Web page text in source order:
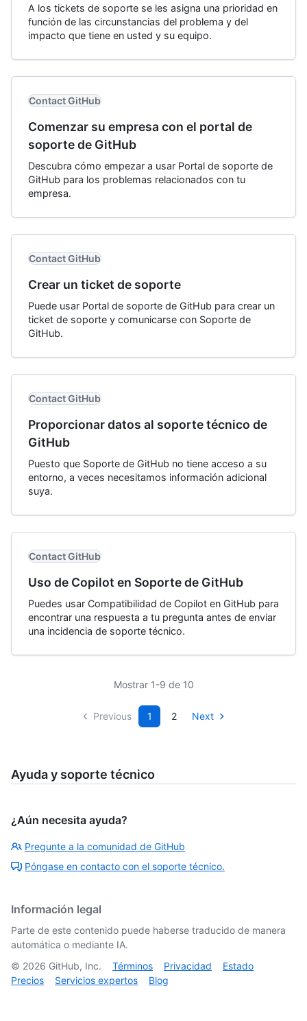
A los tickets de soporte se les asigna una prioridad en
función de las circunstancias del problema y del
impacto que tiene en usted y su equipo.
Contact GitHub
Comenzar su empresa con el portal de
soporte de GitHub
Descubra cómo empezar a usar Portal de soporte de
GitHub para los problemas relacionados con tu
empresa.
Contact GitHub
Crear un ticket de soporte
Puede usar Portal de soporte de GitHub para crear un
ticket de soporte y comunicarse con Soporte de
GitHub.
Contact GitHub
Proporcionar datos al soporte técnico de
GitHub
Puesto que Soporte de GitHub no tiene acceso a su
entorno, a veces necesitamos información adicional
suya.
Contact GitHub
Uso de Copilot en Soporte de GitHub
Puedes usar Compatibilidad de Copilot en GitHub para
encontrar una respuesta a tu pregunta antes de enviar
una incidencia de soporte técnico.
Mostrar 1-9 de 10
Previous 1 2 Next
Ayuda y soporte técnico
¿Aún necesita ayuda?
Pregunte a la comunidad de GitHub
Póngase en contacto con el soporte técnico.
Información legal
Parte de este contenido puede haberse traducido de manera
automática o mediante IA.
© 2026 GitHub, Inc. Términos Privacidad
Estado
Precios
Servicios expertos Blog